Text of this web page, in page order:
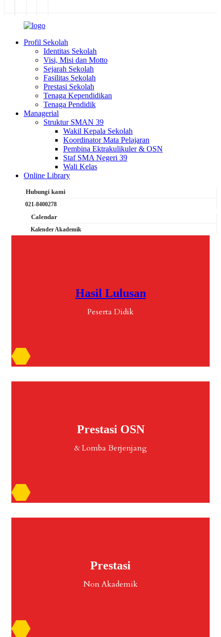
Profil Sekolah
Identitas Sekolah
Visi, Misi dan Motto
Sejarah Sekolah
Fasilitas Sekolah
Prestasi Sekolah
Tenaga Kependidikan
Tenaga Pendidik
Managerial
Struktur SMAN 39
Wakil Kepala Sekolah
Koordinator Mata Pelajaran
Pembina Ektrakulikuler & OSN
Staf SMA Negeri 39
Wali Kelas
Online Library
Hubungi kami
021-8400278
Calendar
Kalender Akademik
Hasil Lulusan
Peserta Didik
Prestasi OSN
& Lomba Berjenjang
Prestasi
Non Akademik